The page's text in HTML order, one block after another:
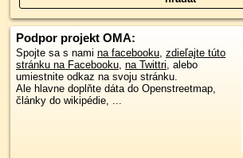
Podpor projekt OMA:
Spojte sa s nami na facebooku, zdieľajte túto
stránku na Facebooku, na Twittri, alebo
umiestnite odkaz na svoju stránku.
Ale hlavne doplňte dáta do Openstreetmap,
články do wikipédie, ...